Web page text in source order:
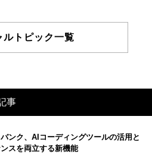
ルトピック一覧
事
ンク、AIコーディングツールの活用と
スを両立する新機能